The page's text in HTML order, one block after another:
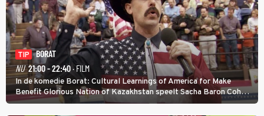
TIP
BORAT
NU 21:00 - 22:40· FILM
In de komedie Borat: Cultural Learnings of America for Make
Benefit Glorious Nation of Kazakhstan speelt Sacha Baron Cohen
een Kazachse journalist die naar Amerika komt om een tv-
programma te maken.